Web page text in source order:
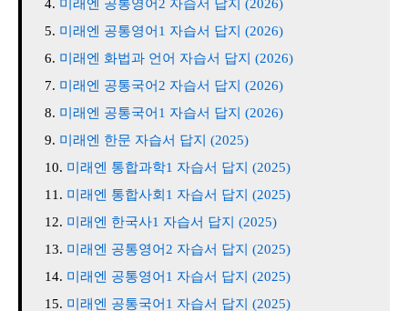
미래엔 공통영어2 자습서 답지 (2026)
미래엔 공통영어1 자습서 답지 (2026)
미래엔 화법과 언어 자습서 답지 (2026)
미래엔 공통국어2 자습서 답지 (2026)
미래엔 공통국어1 자습서 답지 (2026)
미래엔 한문 자습서 답지 (2025)
미래엔 통합과학1 자습서 답지 (2025)
미래엔 통합사회1 자습서 답지 (2025)
미래엔 한국사1 자습서 답지 (2025)
미래엔 공통영어2 자습서 답지 (2025)
미래엔 공통영어1 자습서 답지 (2025)
미래엔 공통국어1 자습서 답지 (2025)